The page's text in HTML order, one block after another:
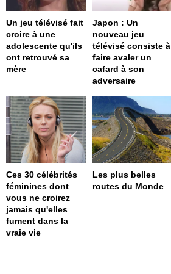
Un jeu télévisé fait
croire à une
adolescente qu'ils
ont retrouvé sa
mère
Japon : Un
nouveau jeu
télévisé consiste à
faire avaler un
cafard à son
adversaire
Ces 30 célébrités
féminines dont
vous ne croirez
jamais qu'elles
fument dans la
vraie vie
Les plus belles
routes du Monde